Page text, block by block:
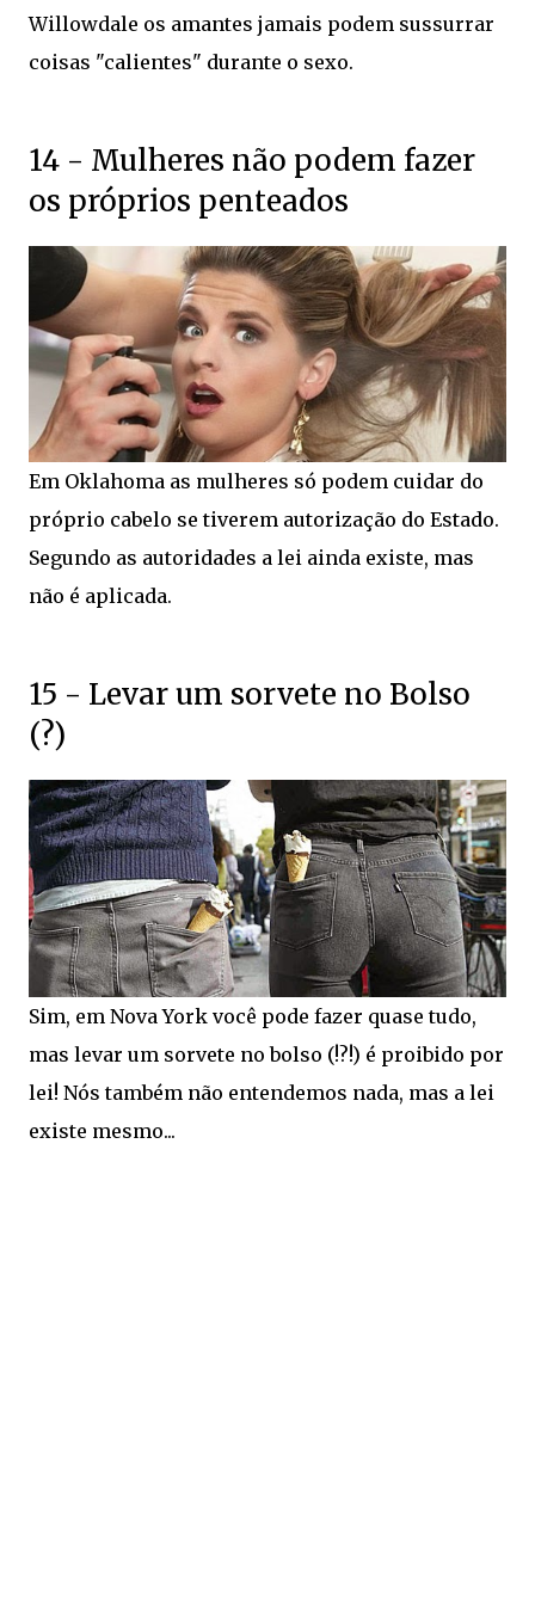
Willowdale os amantes jamais podem sussurrar
coisas "calientes" durante o sexo.
14 - Mulheres não podem fazer
os próprios penteados
Em Oklahoma as mulheres só podem cuidar do
próprio cabelo se tiverem autorização do Estado.
Segundo as autoridades a lei ainda existe, mas
não é aplicada.
15 - Levar um sorvete no Bolso
(?)
Sim, em Nova York você pode fazer quase tudo,
mas levar um sorvete no bolso (!?!) é proibido por
lei! Nós também não entendemos nada, mas a lei
existe mesmo...